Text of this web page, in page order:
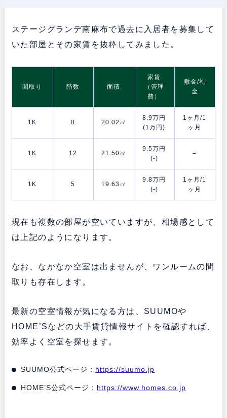
ステージグランデ南麻布で過去に入居者を募集して
いた部屋とその家賃を抜粋してみました。
間取り 階数 面積
家賃
（管理
費）
敷金/礼
金
1K 8 20.02㎡
8.9万円
(1万円)
1ヶ月/1
ヶ月
1K 12 21.50㎡
9.5万円
(-)
–
1K 5 19.63㎡
9.8万円
(-)
1ヶ月/1
ヶ月
現在も複数の部屋が空いていますが、相場感として
は上記のようになります。
なお、なかなか空室は出ませんが、ワンルームの間
取りも存在します。
最新の空室情報が気になる方は、SUUMOや
HOME’Sなどの大手賃貸情報サイトを確認すれば、
効率よく空室を探せます。
SUUMO公式ページ： https://suumo.jp
HOME’S公式ページ： https://www.homes.co.jp